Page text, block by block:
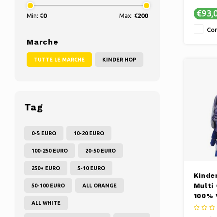
Min: €0 Max: €200
Marche
TUTTE LE MARCHE KINDER HOP
Tag
0-5 EURO 10-20 EURO
100-250 EURO 20-50 EURO
250+ EURO 5-10 EURO
50-100 EURO ALL ORANGE
ALL WHITE
✔ Stile
alla
Multi
100%